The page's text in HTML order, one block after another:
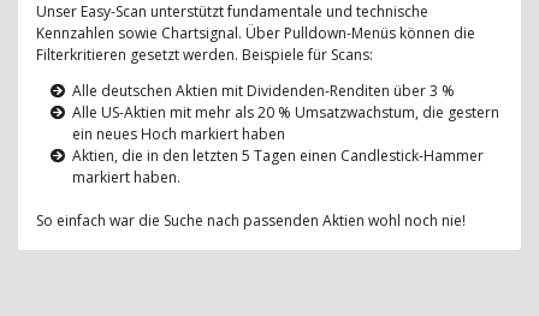
Unser Easy-Scan unterstützt fundamentale und technische
Kennzahlen sowie Chartsignal. Über Pulldown-Menüs können die
Filterkritieren gesetzt werden. Beispiele für Scans:
Alle deutschen Aktien mit Dividenden-Renditen über 3 %
Alle US-Aktien mit mehr als 20 % Umsatzwachstum, die gestern
ein neues Hoch markiert haben
Aktien, die in den letzten 5 Tagen einen Candlestick-Hammer
markiert haben.
So einfach war die Suche nach passenden Aktien wohl noch nie!